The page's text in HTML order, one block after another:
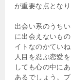
が重要な点となり
出会い系のうち
に出会えないも
イトなのかてい
人目を忍ぶ恋愛
しても心の中に
あるでしょう。